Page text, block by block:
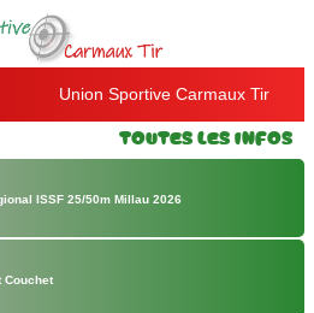
Union Sportive Carmaux Tir
Toutes les Infos
ISSF 25/50m Millau 2026
Couchet